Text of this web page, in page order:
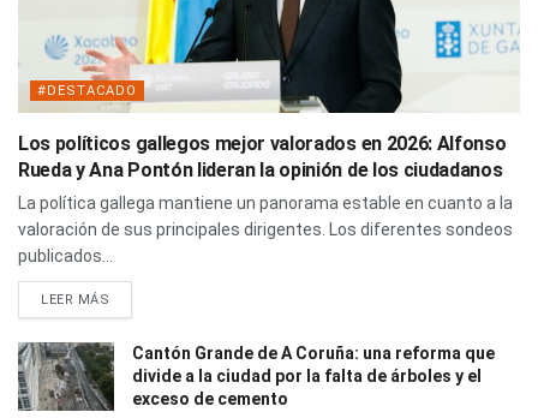
#DESTACADO
Los políticos gallegos mejor valorados en 2026: Alfonso
Rueda y Ana Pontón lideran la opinión de los ciudadanos
La política gallega mantiene un panorama estable en cuanto a la
valoración de sus principales dirigentes. Los diferentes sondeos
publicados...
LEER MÁS
Cantón Grande de A Coruña: una reforma que
divide a la ciudad por la falta de árboles y el
exceso de cemento